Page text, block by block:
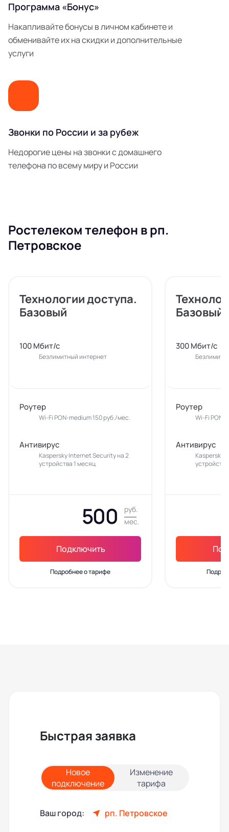
Программа «Бонус»
Накапливайте бонусы в личном кабинете и
обменивайте их на скидки и дополнительные
услуги
Звонки по России и за рубеж
Недорогие цены на звонки с домашнего
телефона по всему миру и России
Ростелеком телефон в рп.
Петровское
Технологии доступа.
Базовый
100 Мбит/с
Безлимитный интернет
Роутер
Wi-Fi PON-medium 150 руб./мес.
Антивирус
Kaspersky Internet Security на 2
устройства 1 месяц
500
руб.
мес.
Подключить
Подробнее о тарифе
Базовый
300 Мбит/с
Роутер
Wi-Fi PON-
Антивирус
Kaspersky
Быстрая заявка
Новое
подключение
Изменение
тарифа
Ваш город: рп. Петровское